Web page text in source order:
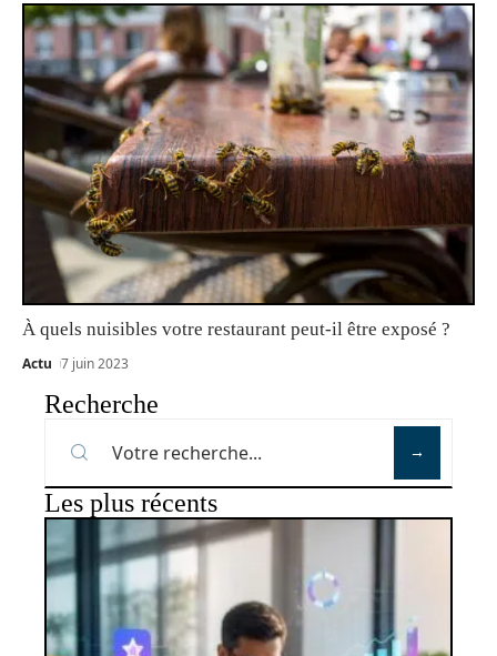
À quels nuisibles votre restaurant peut-il être exposé ?
Actu 7 juin 2023
Recherche
Les plus récents